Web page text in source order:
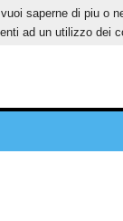
saperne di piu o
ad un utilizzo dei